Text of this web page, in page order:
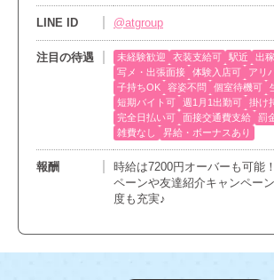
LINE ID @atgroup
注目の待遇 未経験歓迎 衣装支給可 駅近
出
写メ・出張面接
体験入店可
アリ
子持ちOK
容姿不問 個室待機可
短期バイト可
週1月1出勤可
掛け
完全日払い可
面接交通費支給
罰
雑費なし
昇給・ボーナスあり
報酬
時給は7200円オーバーも可能
ペーンや友達紹介キャンペー
度も充実♪